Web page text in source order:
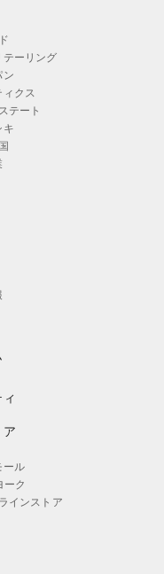
テーリング
ン
クス
テート
キ
ア
ール
ーク
インストア